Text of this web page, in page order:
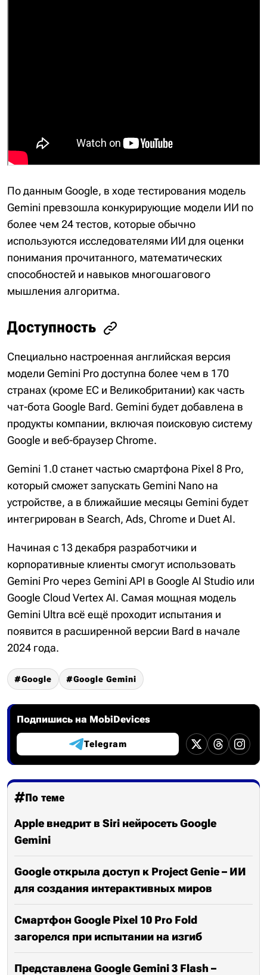
По данным Google, в ходе тестирования модель
Gemini превзошла конкурирующие модели ИИ по
более чем 24 тестов, которые обычно
используются исследователями ИИ для оценки
понимания прочитанного, математических
способностей и навыков многошагового
мышления алгоритма.
Доступность
Специально настроенная английская версия
модели Gemini Pro доступна более чем в 170
странах (кроме ЕС и Великобритании) как часть
чат-бота Google Bard. Gemini будет добавлена в
продукты компании, включая поисковую систему
Google и веб-браузер Chrome.
Gemini 1.0 станет частью смартфона Pixel 8 Pro,
который сможет запускать Gemini Nano на
устройстве, а в ближайшие месяцы Gemini будет
интегрирован в Search, Ads, Chrome и Duet AI.
Начиная с 13 декабря разработчики и
корпоративные клиенты смогут использовать
Gemini Pro через Gemini API в Google AI Studio или
Google Cloud Vertex AI. Самая мощная модель
Gemini Ultra всё ещё проходит испытания и
появится в расширенной версии Bard в начале
2024 года.
Google Google Gemini
Подпишись на MobiDevices
Telegram
По теме
Apple внедрит в Siri нейросеть Google
Gemini
Google открыла доступ к Project Genie – ИИ
для создания интерактивных миров
Смартфон Google Pixel 10 Pro Fold
загорелся при испытании на изгиб
Представлена Google Gemini 3 Flash –